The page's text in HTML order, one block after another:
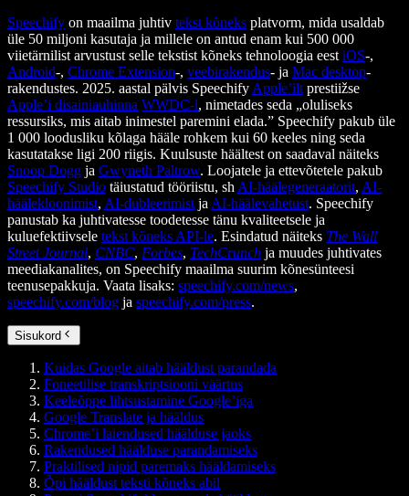
Speechify on maailma juhtiv tekst kõneks platvorm, mida usaldab
üle 50 miljoni kasutaja ja millele on antud enam kui 500 000
viietärnilist arvustust selle tekstist kõneks tehnoloogia eest iOS-,
Android-, Chrome Extension-, veebirakendus- ja Mac desktop-
rakendustes. 2025. aastal pälvis Speechify Apple’ilt prestiižse
Apple’i disainiauhinna WWDC-l, nimetades seda „oluliseks
ressursiks, mis aitab inimestel paremini elada.” Speechify pakub üle
1 000 loodusliku kõlaga hääle rohkem kui 60 keeles ning seda
kasutatakse ligi 200 riigis. Kuulsuste häältest on saadaval näiteks
Snoop Dogg ja Gwyneth Paltrow. Loojatele ja ettevõtetele pakub
Speechify Studio täiustatud tööriistu, sh AI-häälegeneraatorit, AI-
häälekloonimist, AI-dubleerimist ja AI-häälevahetust. Speechify
panustab ka juhtivatesse toodetesse tänu kvaliteetsele ja
kuluefektiivsele tekst kõneks API-le. Esindatud näiteks The Wall
Street Journal, CNBC, Forbes, TechCrunch ja muudes juhtivates
meediakanalites, on Speechify maailma suurim kõnesünteesi
teenusepakkuja. Vaata lisaks: speechify.com/news,
speechify.com/blog ja speechify.com/press.
Sisukord
Kuidas Google aitab hääldust parandada
Foneetilise transkriptsiooni väärtus
Keeleõppe lihtsustamine Google’iga
Google Translate ja hääldus
Chrome’i laiendused häälduse jaoks
Rakendused häälduse parandamiseks
Praktilised nipid paremaks hääldamiseks
Õpi hääldust teksti kõneks abil